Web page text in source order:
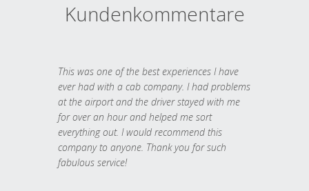
Kundenkommentare
This was one of the best experiences I have
ever had with a cab company. I had problems
at the airport and the driver stayed with me
for over an hour and helped me sort
everything out. I would recommend this
company to anyone. Thank you for such
fabulous service!